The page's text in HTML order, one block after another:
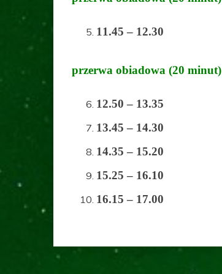
11.45 – 12.30
przerwa obiadowa (20 minut)
12.50 – 13.35
13.45 – 14.30
14.35 – 15.20
15.25 – 16.10
16.15 – 17.00